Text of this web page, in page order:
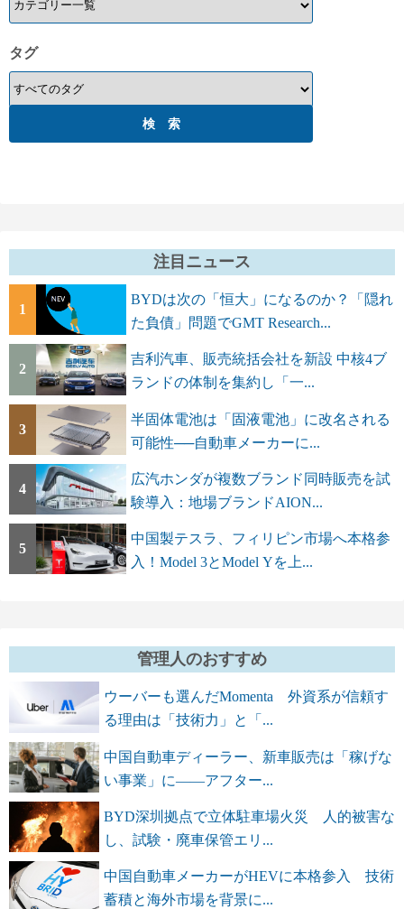
タグ
注目ニュース
1
BYDは次の「恒大」になるのか？「隠れ
た負債」問題でGMT Research...
2
吉利汽車、販売統括会社を新設 中核4ブ
ランドの体制を集約し「一...
3
半固体電池は「固液電池」に改名される
可能性──自動車メーカーに...
4
広汽ホンダが複数ブランド同時販売を試
験導入：地場ブランドAION...
5
中国製テスラ、フィリピン市場へ本格参
入！Model 3とModel Yを上...
管理人のおすすめ
ウーバーも選んだMomenta 外資系が信頼す
る理由は「技術力」と「...
中国自動車ディーラー、新車販売は「稼げな
い事業」に――アフター...
BYD深圳拠点で立体駐車場火災 人的被害な
し、試験・廃車保管エリ...
中国自動車メーカーがHEVに本格参入 技術
蓄積と海外市場を背景に...